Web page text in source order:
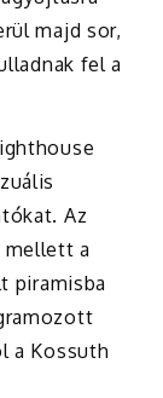
majd sor,
fel a
Az
mellett a
piramisba
a Kossuth